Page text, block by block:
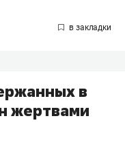
в
жертвами